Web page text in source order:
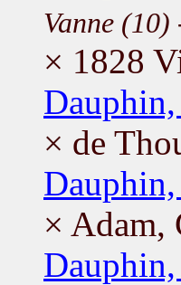
Vanne (10)
× 1828
× de
× Adam,